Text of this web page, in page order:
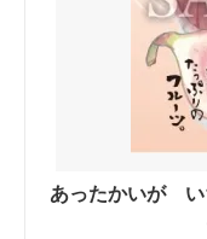
あったかいが